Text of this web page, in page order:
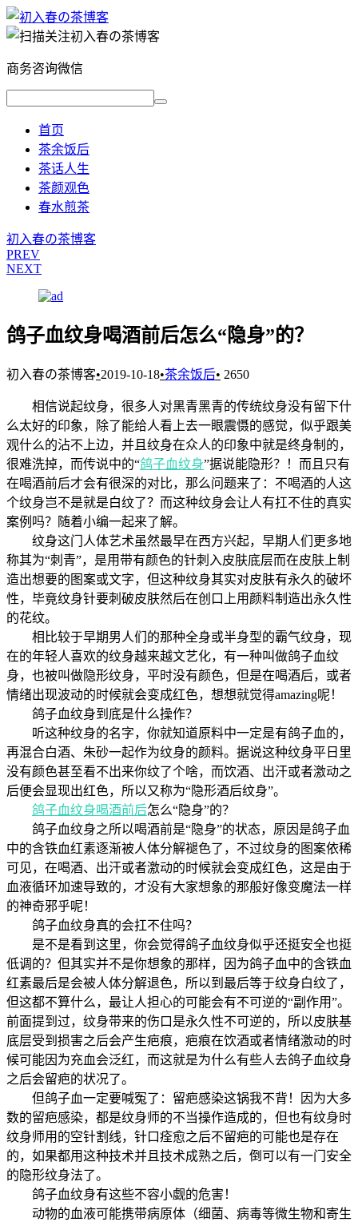
商务咨询微信
首页
茶余饭后
茶话人生
茶颜观色
春水煎茶
初入春の茶博客
PREV
NEXT
鸽子血纹身喝酒前后怎么“隐身”的？
初入春の茶博客•2019-10-18•茶余饭后• 2650
相信说起纹身，很多人对黑青黑青的传统纹身没有留下什
么太好的印象，除了能给人看上去一眼震慑的感觉，似乎跟美
观什么的沾不上边，并且纹身在众人的印象中就是终身制的，
很难洗掉，而传说中的“鸽子血纹身”据说能隐形？！而且只有
在喝酒前后才会有很深的对比，那么问题来了：不喝酒的人这
个纹身岂不是就是白纹了？而这种纹身会让人有扛不住的真实
案例吗？随着小编一起来了解。
纹身这门人体艺术虽然最早在西方兴起，早期人们更多地
称其为“刺青”，是用带有颜色的针刺入皮肤底层而在皮肤上制
造出想要的图案或文字，但这种纹身其实对皮肤有永久的破坏
性，毕竟纹身针要刺破皮肤然后在创口上用颜料制造出永久性
的花纹。
相比较于早期男人们的那种全身或半身型的霸气纹身，现
在的年轻人喜欢的纹身越来越文艺化，有一种叫做鸽子血纹
身，也被叫做隐形纹身，平时没有颜色，但是在喝酒后，或者
情绪出现波动的时候就会变成红色，想想就觉得amazing呢！
鸽子血纹身到底是什么操作？
听这种纹身的名字，你就知道原料中一定是有鸽子血的，
再混合白酒、朱砂一起作为纹身的颜料。据说这种纹身平日里
没有颜色甚至看不出来你纹了个啥，而饮酒、出汗或者激动之
后便会显现出红色，所以又称为“隐形酒后纹身”。
鸽子血纹身喝酒前后怎么“隐身”的？
鸽子血纹身之所以喝酒前是“隐身”的状态，原因是鸽子血
中的含铁血红素逐渐被人体分解褪色了，不过纹身的图案依稀
可见，在喝酒、出汗或者激动的时候就会变成红色，这是由于
血液循环加速导致的，才没有大家想象的那般好像变魔法一样
的神奇邪乎呢！
鸽子血纹身真的会扛不住吗？
是不是看到这里，你会觉得鸽子血纹身似乎还挺安全也挺
低调的？但其实并不是你想象的那样，因为鸽子血中的含铁血
红素最后是会被人体分解退色，所以到最后等于纹身白纹了，
但这都不算什么，最让人担心的可能会有不可逆的“副作用”。
前面提到过，纹身带来的伤口是永久性不可逆的，所以皮肤基
底层受到损害之后会产生疤痕，疤痕在饮酒或者情绪激动的时
候可能因为充血会泛红，而这就是为什么有些人去鸽子血纹身
之后会留疤的状况了。
但鸽子血一定要喊冤了：留疤感染这锅我不背！因为大多
数的留疤感染，都是纹身师的不当操作造成的，但也有纹身时
纹身师用的空针割线，针口痊愈之后不留疤的可能也是存在
的，如果都用这种技术并且技术成熟之后，倒可以有一门安全
的隐形纹身法了。
鸽子血纹身有这些不容小觑的危害！
动物的血液可能携带病原体（细菌、病毒等微生物和寄生